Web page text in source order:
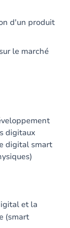
d'un produit
le marché
digitaux
digital smart
et la
(smart